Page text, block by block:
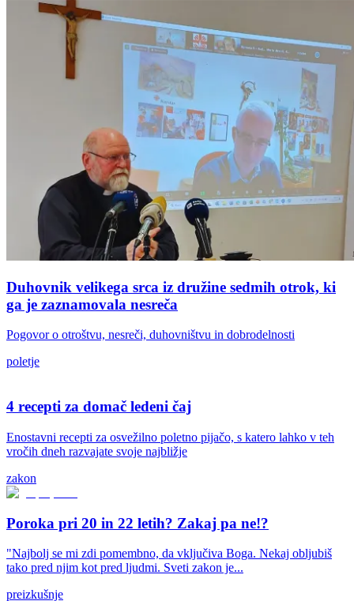
Duhovnik velikega srca iz družine sedmih otrok, ki
ga je zaznamovala nesreča
Pogovor o otroštvu, nesreči, duhovništvu in dobrodelnosti
poletje
4 recepti za domač ledeni čaj
Enostavni recepti za osvežilno poletno pijačo, s katero lahko v teh
vročih dneh razvajate svoje najbližje
zakon
Poroka pri 20 in 22 letih? Zakaj pa ne!?
"Najbolj se mi zdi pomembno, da vključiva Boga. Nekaj obljubiš
tako pred njim kot pred ljudmi. Sveti zakon je...
preizkušnje